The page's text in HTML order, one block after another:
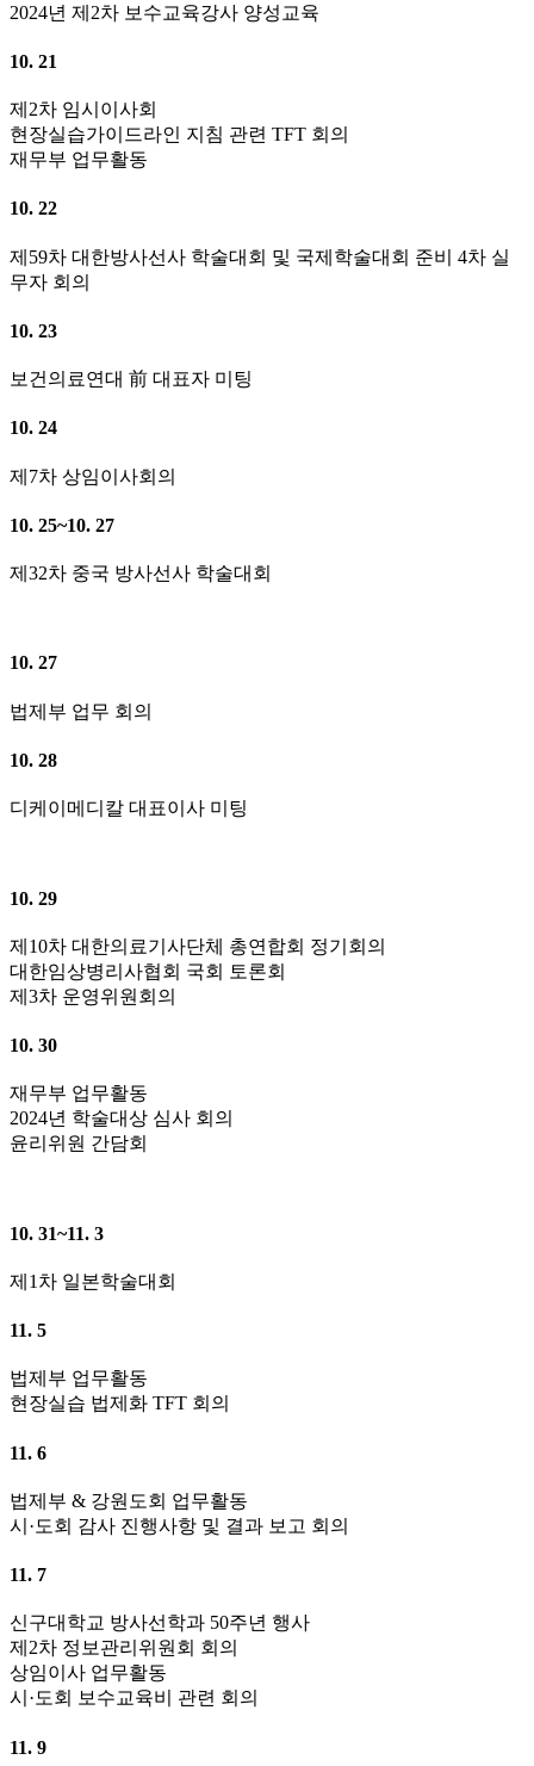
2024년 제2차 보수교육강사 양성교육
10. 21
제2차 임시이사회
현장실습가이드라인 지침 관련 TFT 회의
재무부 업무활동
10. 22
제59차 대한방사선사 학술대회 및 국제학술대회 준비 4차 실
무자 회의
10. 23
보건의료연대 前 대표자 미팅
10. 24
제7차 상임이사회의
10. 25~10. 27
제32차 중국 방사선사 학술대회
10. 27
법제부 업무 회의
10. 28
디케이메디칼 대표이사 미팅
10. 29
제10차 대한의료기사단체 총연합회 정기회의
대한임상병리사협회 국회 토론회
제3차 운영위원회의
10. 30
재무부 업무활동
2024년 학술대상 심사 회의
윤리위원 간담회
10. 31~11. 3
제1차 일본학술대회
11. 5
법제부 업무활동
현장실습 법제화 TFT 회의
11. 6
법제부 & 강원도회 업무활동
시·도회 감사 진행사항 및 결과 보고 회의
11. 7
신구대학교 방사선학과 50주년 행사
제2차 정보관리위원회 회의
상임이사 업무활동
시·도회 보수교육비 관련 회의
11. 9